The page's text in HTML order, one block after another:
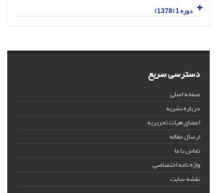
دوره 1 (1378)
دسترسی سریع
صفحه اصلی
درباره نشریه
اعضای هیات تحریریه
ارسال مقاله
تماس با ما
واژه نامه اختصاصی
نقشه سایت